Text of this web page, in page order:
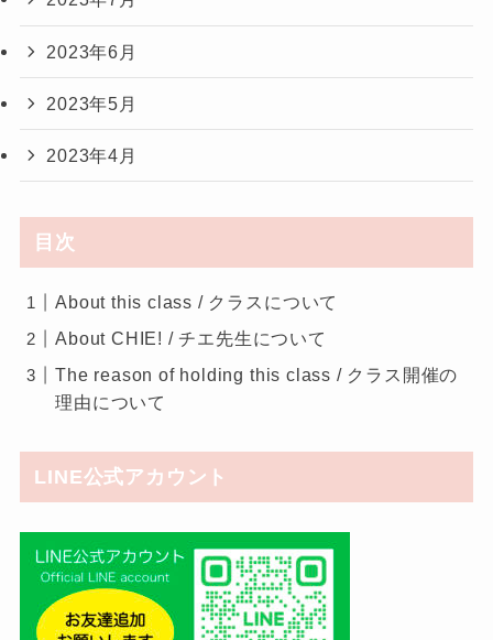
2023年6月
2023年5月
2023年4月
目次
About this class / クラスについて
About CHIE! / チエ先生について
The reason of holding this class / クラス開催の
理由について
LINE公式アカウント